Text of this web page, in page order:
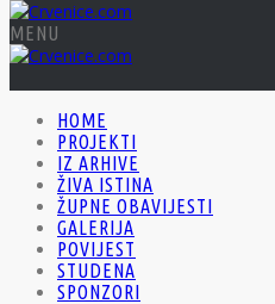
MENU
HOME
PROJEKTI
IZ ARHIVE
ŽIVA ISTINA
ŽUPNE OBAVIJESTI
GALERIJA
POVIJEST
STUDENA
SPONZORI